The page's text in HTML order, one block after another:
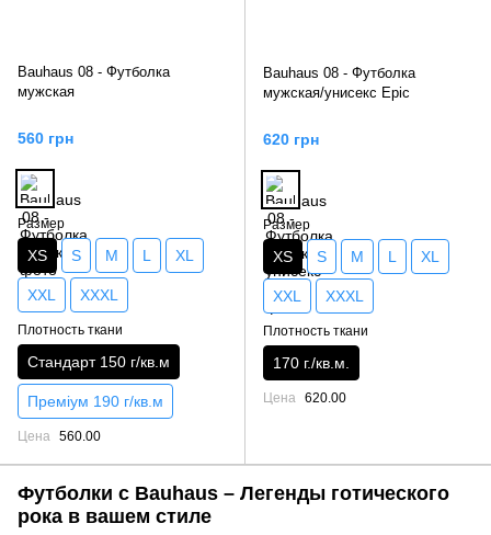
Bauhaus 08 - Футболка
мужская
560 грн
Размер
XS S M L XL
XXL XXXL
Плотность ткани
Стандарт 150 г/кв.м
Преміум 190 г/кв.м
Цена 560.00
Bauhaus 08 - Футболка
мужская/унисекс Epic
620 грн
Размер
XS S M L XL
XXL XXXL
Плотность ткани
170 г./кв.м.
Цена 620.00
Футболки с Bauhaus – Легенды готического
рока в вашем стиле